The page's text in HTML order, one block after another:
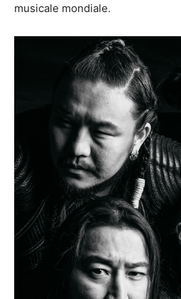
musicale mondiale.